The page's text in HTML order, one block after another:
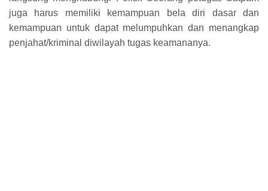
juga harus memiliki kemampuan bela diri dasar dan
kemampuan untuk dapat melumpuhkan dan menangkap
penjahat/kriminal diwilayah tugas keamananya.